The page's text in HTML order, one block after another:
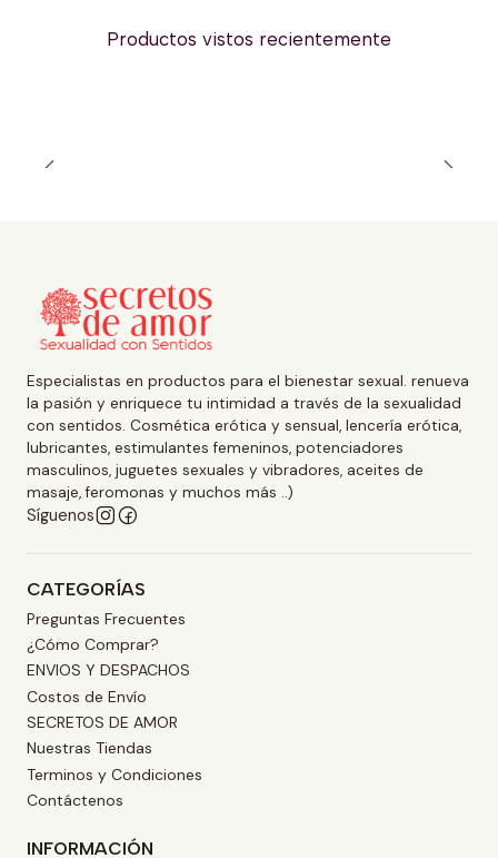
Productos vistos recientemente
Especialistas en productos para el bienestar sexual. renueva
la pasión y enriquece tu intimidad a través de la sexualidad
con sentidos. Cosmética erótica y sensual, lencería erótica,
lubricantes, estimulantes femeninos, potenciadores
masculinos, juguetes sexuales y vibradores, aceites de
masaje, feromonas y muchos más ..)
Síguenos
CATEGORÍAS
Preguntas Frecuentes
¿Cómo Comprar?
ENVIOS Y DESPACHOS
Costos de Envío
SECRETOS DE AMOR
Nuestras Tiendas
Terminos y Condiciones
Contáctenos
INFORMACIÓN